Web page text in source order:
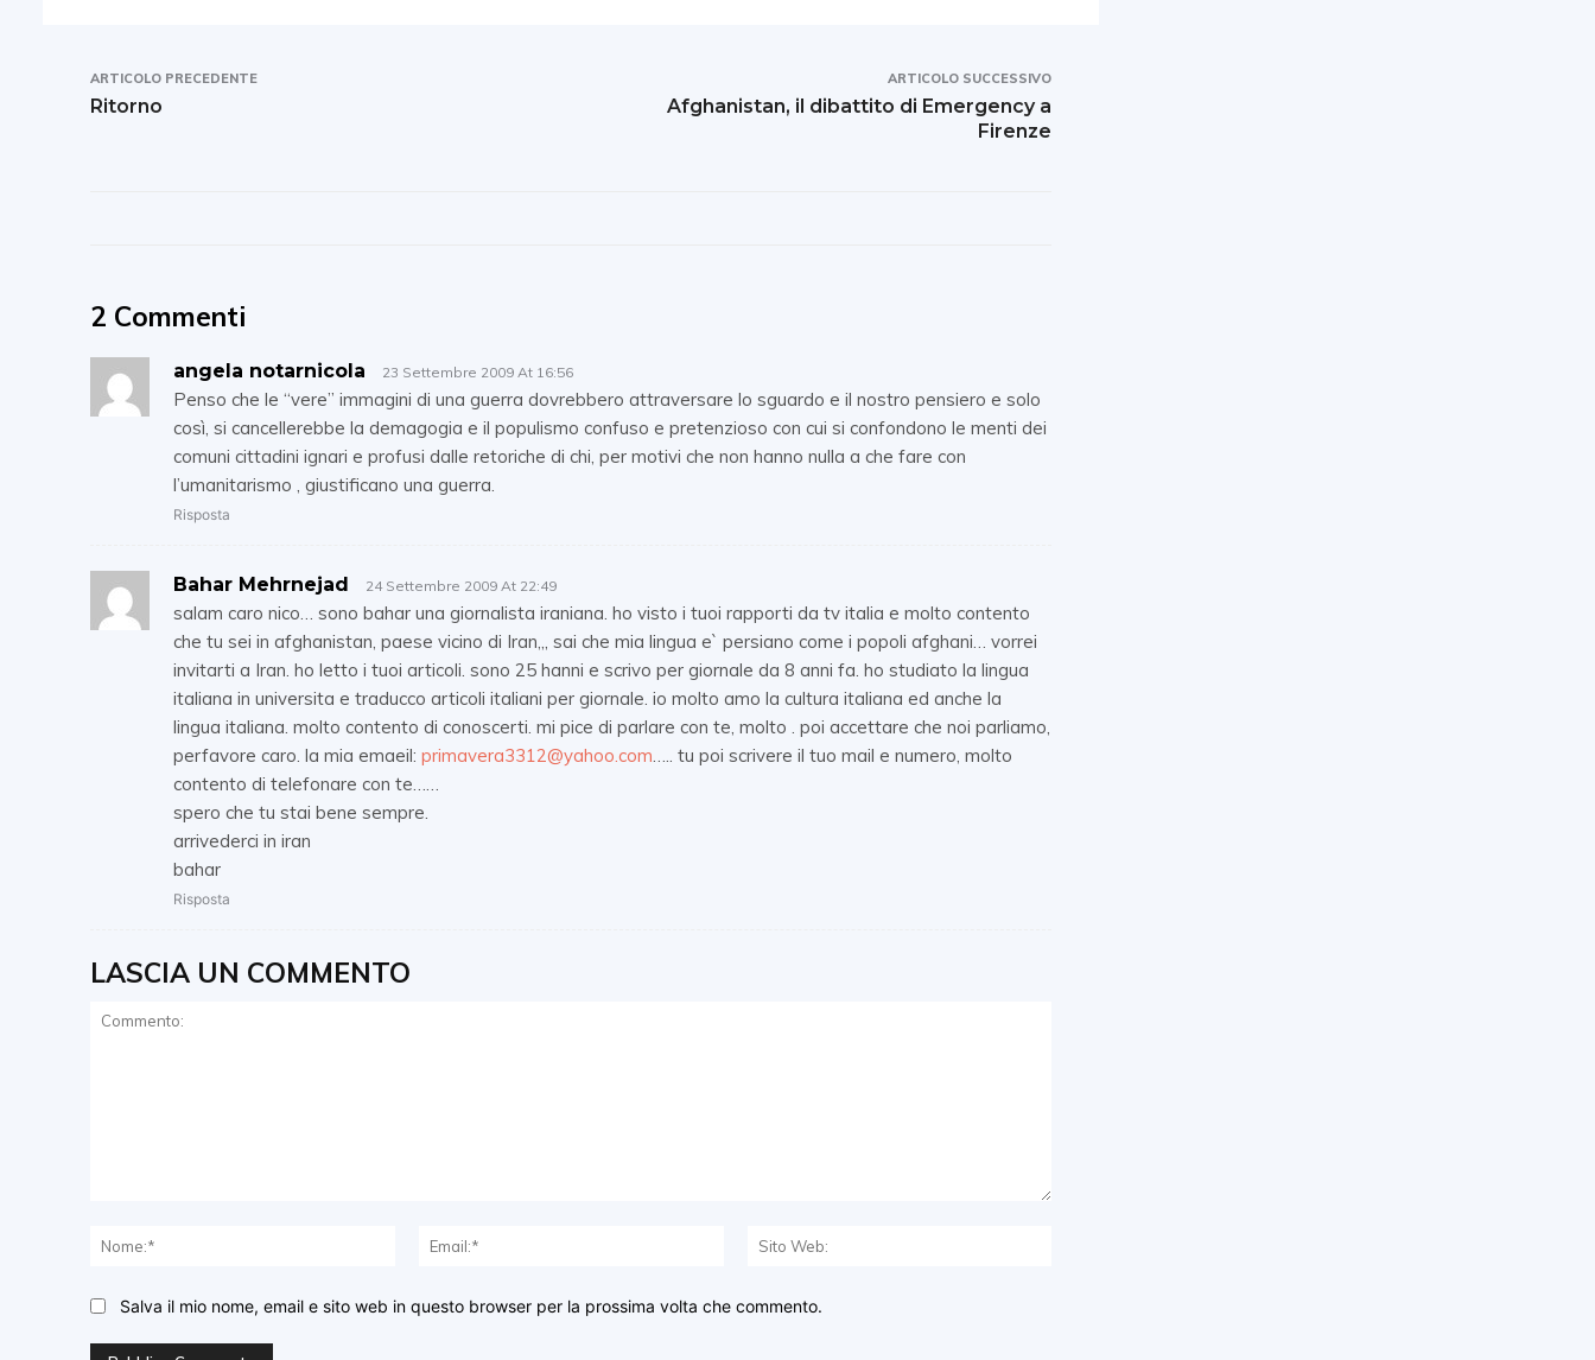
ARTICOLO PRECEDENTE
Ritorno
ARTICOLO SUCCESSIVO
Afghanistan, il dibattito di Emergency a
Firenze
2 Commenti
angela notarnicola 23 Settembre 2009 At 16:56
Penso che le “vere” immagini di una guerra dovrebbero attraversare lo sguardo e il nostro pensiero e solo
così, si cancellerebbe la demagogia e il populismo confuso e pretenzioso con cui si confondono le menti dei
comuni cittadini ignari e profusi dalle retoriche di chi, per motivi che non hanno nulla a che fare con
l’umanitarismo , giustificano una guerra.
Risposta
Bahar Mehrnejad 24 Settembre 2009 At 22:49
salam caro nico… sono bahar una giornalista iraniana. ho visto i tuoi rapporti da tv italia e molto contento
che tu sei in afghanistan, paese vicino di Iran,,, sai che mia lingua e` persiano come i popoli afghani… vorrei
invitarti a Iran. ho letto i tuoi articoli. sono 25 hanni e scrivo per giornale da 8 anni fa. ho studiato la lingua
italiana in universita e traducco articoli italiani per giornale. io molto amo la cultura italiana ed anche la
lingua italiana. molto contento di conoscerti. mi pice di parlare con te, molto . poi accettare che noi parliamo,
perfavore caro. la mia emaeil: primavera3312@yahoo.com….. tu poi scrivere il tuo mail e numero, molto
contento di telefonare con te……
spero che tu stai bene sempre.
arrivederci in iran
bahar
Risposta
LASCIA UN COMMENTO
Nome:*
Email:*
Salva il mio nome, email e sito web in questo browser per la prossima volta che commento.